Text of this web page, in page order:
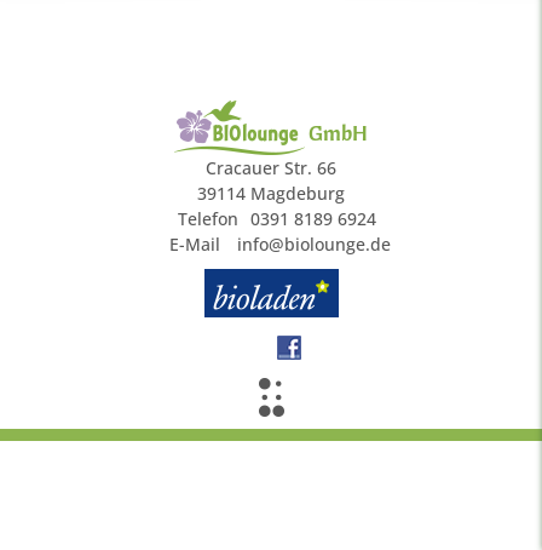
GmbH
Cracauer Str. 66
39114 Magdeburg
Telefon 0391 8189 6924
E-Mail
info@biolounge.de